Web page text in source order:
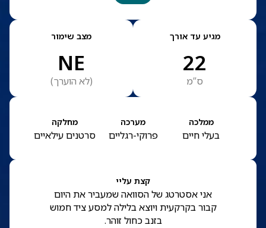
מגיע עד אורך
22
ס”מ
מצב שימור
NE
(לא הוערך)
ממלכה
בעלי חיים
מערכה
פרוקי-רגליים
מחלקה
סרטנים עילאיים
קצת עליי
אני אסטרטג של הסוואה שמעביר את היום
קבור בקרקעית ויוצא בלילה למסע ציד חמוש
בזנב כחול זוהר.